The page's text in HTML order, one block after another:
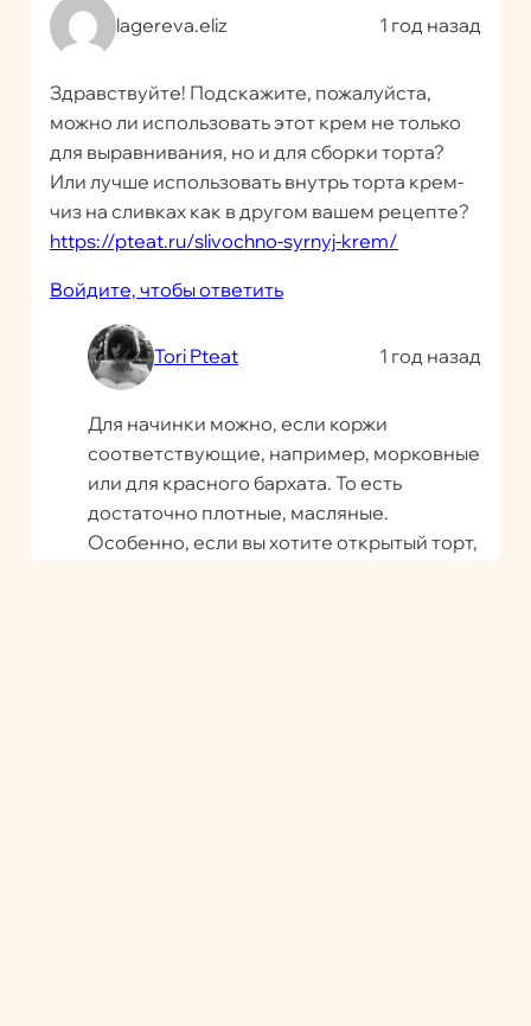
lagereva.eliz 1 год назад
Здравствуйте! Подскажите, пожалуйста,
можно ли использовать этот крем не только
для выравнивания, но и для сборки торта?
Или лучше использовать внутрь торта крем-
чиз на сливках как в другом вашем рецепте?
https://pteat.ru/slivochno-syrnyj-krem/
Войдите, чтобы ответить
Tori Pteat 1 год назад
Для начинки можно, если коржи
соответствующие, например, морковные
или для красного бархата. То есть
достаточно плотные, масляные.
Особенно, если вы хотите открытый торт,